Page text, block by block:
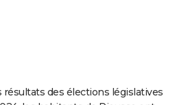
des élections législatives